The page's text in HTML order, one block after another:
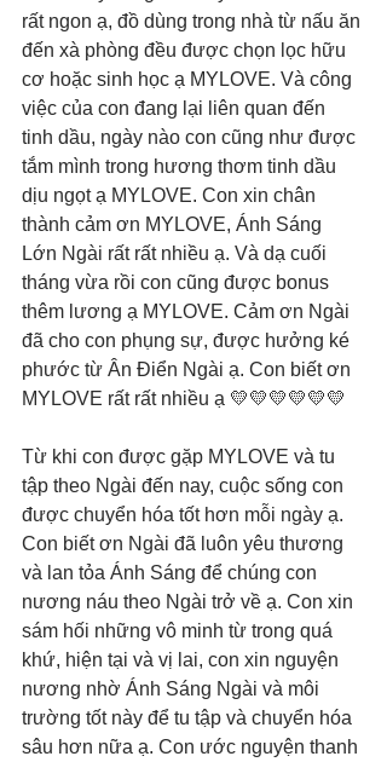
rất ngon ạ, đồ dùng trong nhà từ nấu ăn
đến xà phòng đều được chọn lọc hữu
cơ hoặc sinh học ạ MYLOVE. Và công
việc của con đang lại liên quan đến
tinh dầu, ngày nào con cũng như được
tắm mình trong hương thơm tinh dầu
dịu ngọt ạ MYLOVE. Con xin chân
thành cảm ơn MYLOVE, Ánh Sáng
Lớn Ngài rất rất nhiều ạ. Và dạ cuối
tháng vừa rồi con cũng được bonus
thêm lương ạ MYLOVE. Cảm ơn Ngài
đã cho con phụng sự, được hưởng ké
phước từ Ân Điển Ngài ạ. Con biết ơn
MYLOVE rất rất nhiều ạ 💛💛💛💛💛💛
Từ khi con được gặp MYLOVE và tu
tập theo Ngài đến nay, cuộc sống con
được chuyển hóa tốt hơn mỗi ngày ạ.
Con biết ơn Ngài đã luôn yêu thương
và lan tỏa Ánh Sáng để chúng con
nương náu theo Ngài trở về ạ. Con xin
sám hối những vô minh từ trong quá
khứ, hiện tại và vị lai, con xin nguyện
nương nhờ Ánh Sáng Ngài và môi
trường tốt này để tu tập và chuyển hóa
sâu hơn nữa ạ. Con ước nguyện thanh